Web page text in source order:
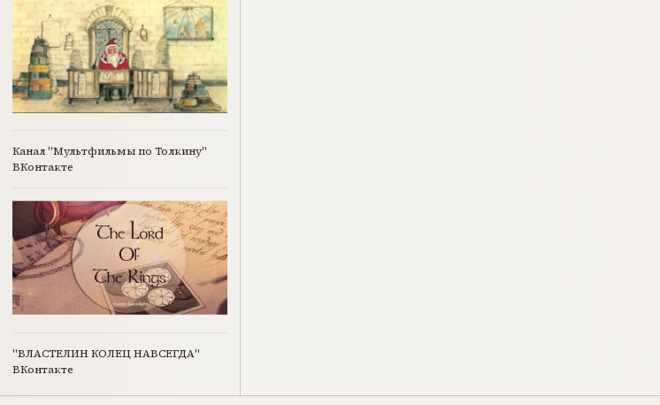
Канал "Мультфильмы по Толкину"
ВКонтакте
"ВЛАСТЕЛИН КОЛЕЦ НАВСЕГДА"
ВКонтакте